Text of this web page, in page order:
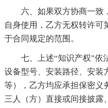
六、如果双方协商一致
自身使用，乙方无权转许可
于合同规定的范围。
七、上述“知识产权”依
设备型号、安装路径、安装
等），乙方均应承担保密义
三人（方）直接或间接披露